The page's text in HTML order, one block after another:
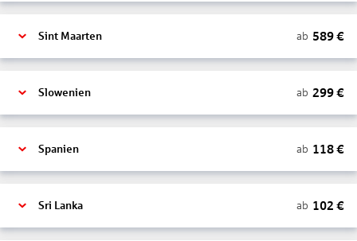
Sint Maarten ab 589€
Slowenien ab 299€
Spanien ab 118€
Sri Lanka ab 102 €